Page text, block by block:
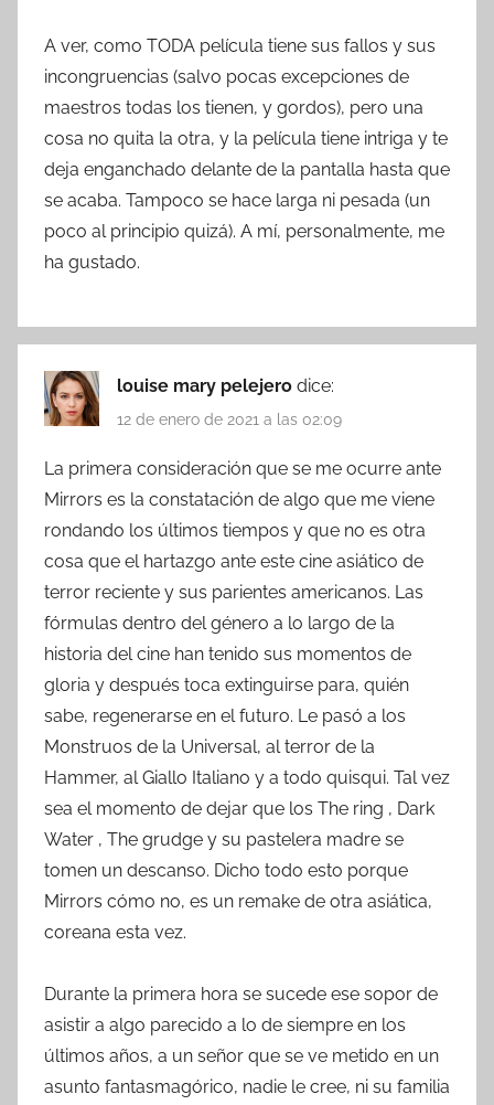
A ver, como TODA película tiene sus fallos y sus
incongruencias (salvo pocas excepciones de
maestros todas los tienen, y gordos), pero una
cosa no quita la otra, y la película tiene intriga y te
deja enganchado delante de la pantalla hasta que
se acaba. Tampoco se hace larga ni pesada (un
poco al principio quizá). A mí, personalmente, me
ha gustado.
louise mary pelejero dice:
12 de enero de 2021 a las 02:09
La primera consideración que se me ocurre ante
Mirrors es la constatación de algo que me viene
rondando los últimos tiempos y que no es otra
cosa que el hartazgo ante este cine asiático de
terror reciente y sus parientes americanos. Las
fórmulas dentro del género a lo largo de la
historia del cine han tenido sus momentos de
gloria y después toca extinguirse para, quién
sabe, regenerarse en el futuro. Le pasó a los
Monstruos de la Universal, al terror de la
Hammer, al Giallo Italiano y a todo quisqui. Tal vez
sea el momento de dejar que los The ring , Dark
Water , The grudge y su pastelera madre se
tomen un descanso. Dicho todo esto porque
Mirrors cómo no, es un remake de otra asiática,
coreana esta vez.
Durante la primera hora se sucede ese sopor de
asistir a algo parecido a lo de siempre en los
últimos años, a un señor que se ve metido en un
asunto fantasmagórico, nadie le cree, ni su familia